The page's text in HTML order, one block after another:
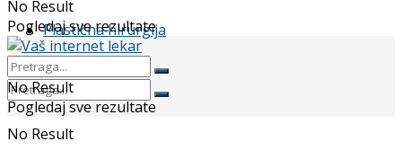
Plastična hirurgija
No Result
No Result
Pogledaj sve rezultate
No Result
Pogledaj sve rezultate